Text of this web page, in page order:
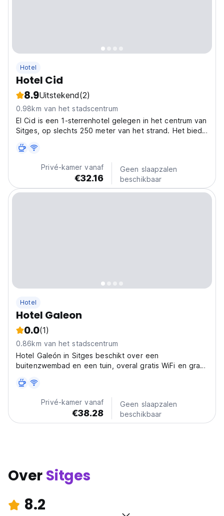
Hotel
Hotel Cid
8.9Uitstekend(2)
0.98km van het stadscentrum
El Cid is een 1-sterrenhotel gelegen in het centrum van
Sitges, op slechts 250 meter van het strand. Het biedt
ontbijtbuffet en een zwembad met zonneterras.
Privé-kamer vanaf
€32.16
Geen slaapzalen
beschikbaar
Hotel
Hotel Galeon
0.0(1)
0.86km van het stadscentrum
Hotel Galeón in Sitges beschikt over een
buitenzwembad en een tuin, overal gratis WiFi en gratis
uitgebreide ontbijtbuffet bestaat onder meer uit cava.
Privé-kamer vanaf
€38.28
Geen slaapzalen
beschikbaar
Over Sitges
8.2